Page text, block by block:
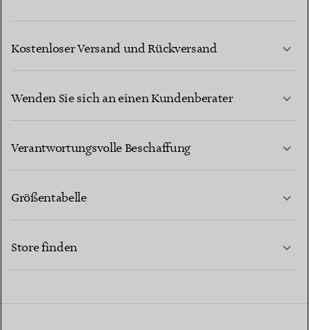
Kostenloser Versand und Rückversand
Wenden Sie sich an einen Kundenberater
Verantwortungsvolle Beschaffung
Größentabelle
Store finden